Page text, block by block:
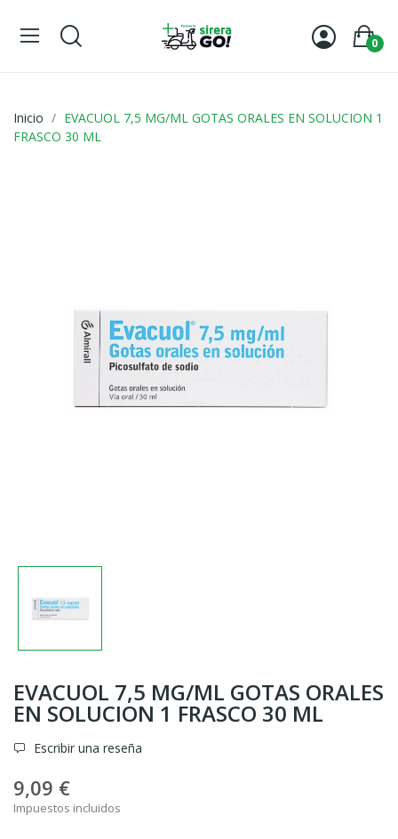
0
Inicio
EVACUOL 7,5 MG/ML GOTAS ORALES EN SOLUCION 1
FRASCO 30 ML
EVACUOL 7,5 MG/ML GOTAS ORALES
EN SOLUCION 1 FRASCO 30 ML
Escribir una reseña
9,09 €
Impuestos incluidos